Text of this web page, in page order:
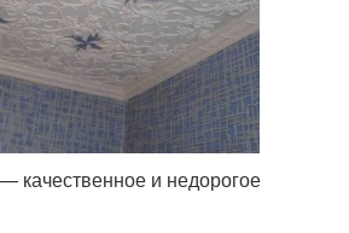
качественное и недорогое